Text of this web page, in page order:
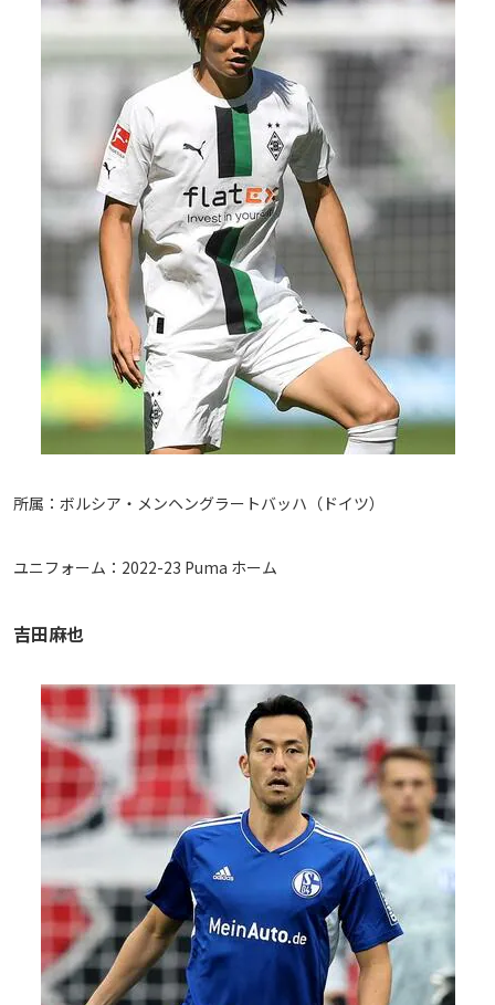
所属：ボルシア・メンヘングラートバッハ（ドイツ）
ユニフォーム：2022-23 Puma ホーム
吉田麻也